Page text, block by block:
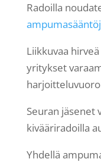
Radoilla
Liikkuvaa
yritykset
Seuran jäsenet
kivääriradoilla
Yhdellä